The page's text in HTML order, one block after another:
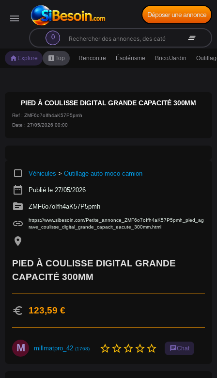
menu
0
search clear_all
Déposer une annonce
home Explore looks_oneTop Rencontre Ésotérisme Brico/Jardin
PIED À COULISSE DIGITAL GRANDE CAPACITÉ 300MM
Ref : ZMF6o7oIfh4aK57P5pmh
Date : 27/05/2026 00:00
crop_square Véhicules > Outillage auto moco camion
date_range Publié le 27/05/2026
source ZMF6o7oIfh4aK57P5pmh
link
https://www.sibesoin.com/Petite_annonce_ZMF6o7oIfh4aK57P5pmh_pied_ag
rave_coulisse_digital_grande_capacit_eacute_300mm.html
location_on
PIED À COULISSE DIGITAL GRANDE
CAPACITÉ 300MM
euro 123,59 €
M millmatpro_42 (1768) star_borderstar_borderstar_borderstar_borderstar_border chatChat